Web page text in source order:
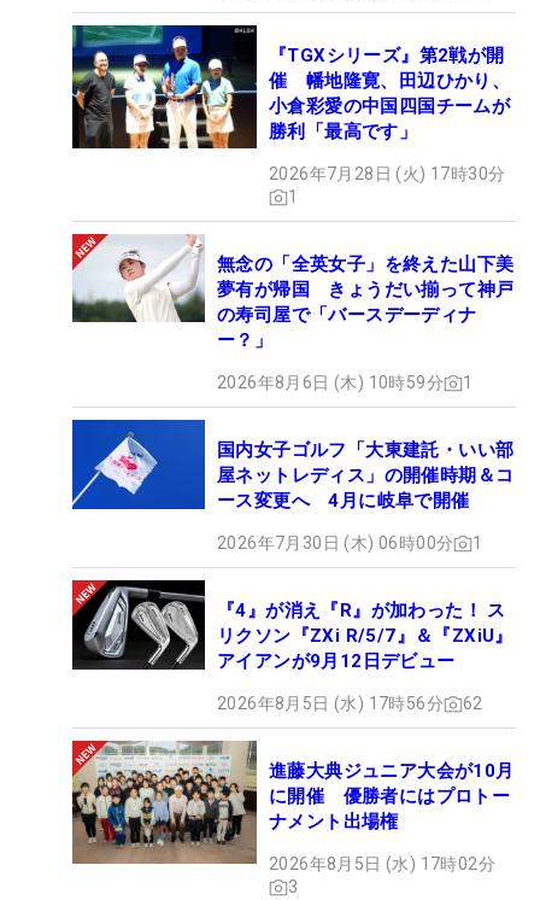
『TGXシリーズ』第2戦が開
催 幡地隆寛、田辺ひかり、
小倉彩愛の中国四国チームが
勝利「最高です」
2026年7月28日 (火) 17時30分
1
無念の「全英女子」を終えた山下美
夢有が帰国 きょうだい揃って神戸
の寿司屋で「バースデーディナ
ー？」
2026年8月6日 (木) 10時59分 1
国内女子ゴルフ「大東建託・いい部
屋ネットレディス」の開催時期＆コ
ース変更へ 4月に岐阜で開催
2026年7月30日 (木) 06時00分 1
『4』が消え『R』が加わった！ ス
リクソン『ZXi R/5/7』＆『ZXiU』
アイアンが9月12日デビュー
2026年8月5日 (水) 17時56分 62
進藤大典ジュニア大会が10月
に開催 優勝者にはプロトー
ナメント出場権
2026年8月5日 (水) 17時02分
3